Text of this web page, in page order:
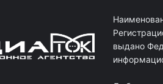
выдано